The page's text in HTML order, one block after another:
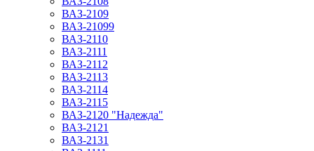
ВАЗ-2109
ВАЗ-21099
ВАЗ-2110
ВАЗ-2111
ВАЗ-2112
ВАЗ-2113
ВАЗ-2114
ВАЗ-2115
ВАЗ-2120 "Надежда"
ВАЗ-2121
ВАЗ-2131